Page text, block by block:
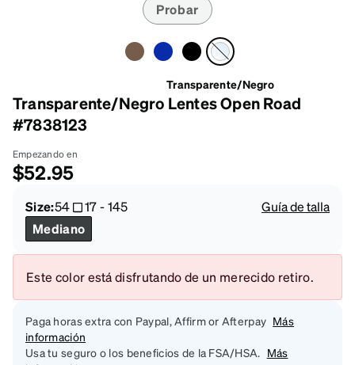
Probar
Transparente/Negro
Transparente/Negro Lentes Open Road
#7838123
Empezando en
$52.95
Size:54 17-145
Guía de talla
Mediano
Este color está disfrutando de un merecido retiro.
Paga horas extra con Paypal, Affirm or Afterpay Más
información
Usa tu seguro o los beneficios de la FSA/HSA. Más